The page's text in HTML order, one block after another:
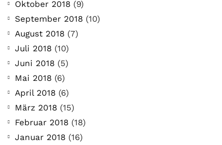
Oktober 2018 (9)
September 2018 (10)
August 2018 (7)
Juli 2018 (10)
Juni 2018 (5)
Mai 2018 (6)
April 2018 (6)
März 2018 (15)
Februar 2018 (18)
Januar 2018 (16)